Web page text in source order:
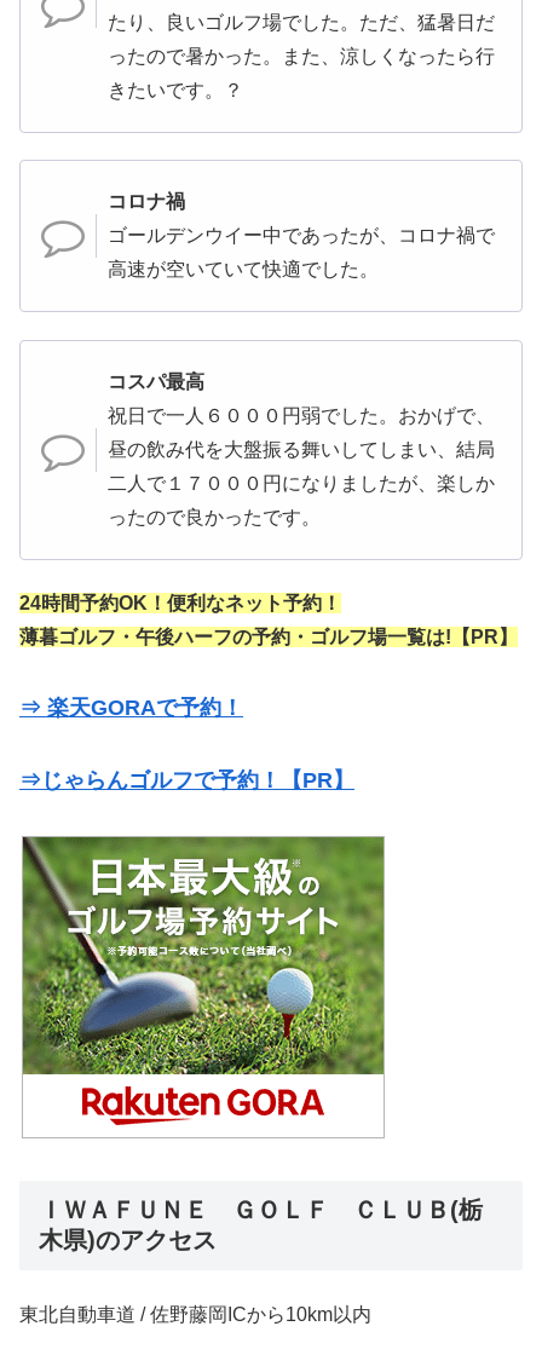
たり、良いゴルフ場でした。ただ、猛暑日だ
ったので暑かった。また、涼しくなったら行
きたいです。？
コロナ禍
ゴールデンウイー中であったが、コロナ禍で
高速が空いていて快適でした。
コスパ最高
祝日で一人６０００円弱でした。おかげで、
昼の飲み代を大盤振る舞いしてしまい、結局
二人で１７０００円になりましたが、楽しか
ったので良かったです。
24時間予約OK！便利なネット予約！
薄暮ゴルフ・午後ハーフの予約・ゴルフ場一覧は!【PR】
⇒ 楽天GORAで予約！
⇒じゃらんゴルフで予約！【PR】
ＩＷＡＦＵＮＥ ＧＯＬＦ ＣＬＵＢ(栃
木県)のアクセス
東北自動車道 / 佐野藤岡ICから10km以内